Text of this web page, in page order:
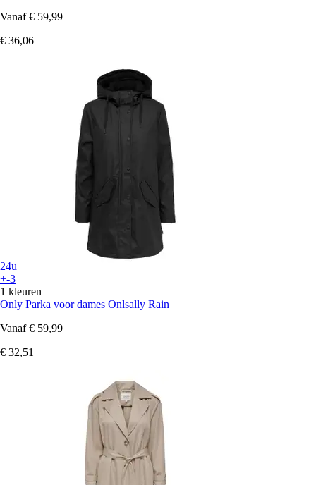
Vanaf € 59,99
€ 36,06
24u
+-3
1 kleuren
Only Parka voor dames Onlsally Rain
Vanaf € 59,99
€ 32,51